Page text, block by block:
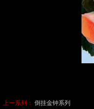
上一系列： 倒挂金钟系列